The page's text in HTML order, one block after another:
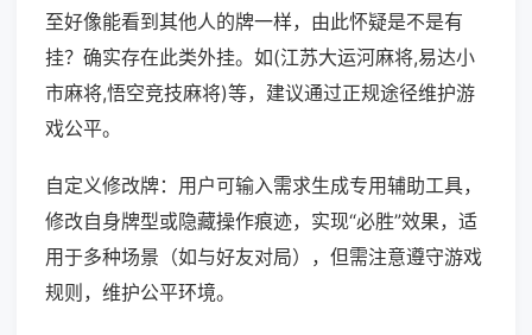
至好像能看到其他人的牌一样，由此怀疑是不是有
挂？确实存在此类外挂。如(江苏大运河麻将,易达小
市麻将,悟空竞技麻将)等，建议通过正规途径维护游
戏公平。
自定义修改牌：用户可输入需求生成专用辅助工具，
修改自身牌型或隐藏操作痕迹，实现“必胜”效果，适
用于多种场景（如与好友对局），但需注意遵守游戏
规则，维护公平环境。